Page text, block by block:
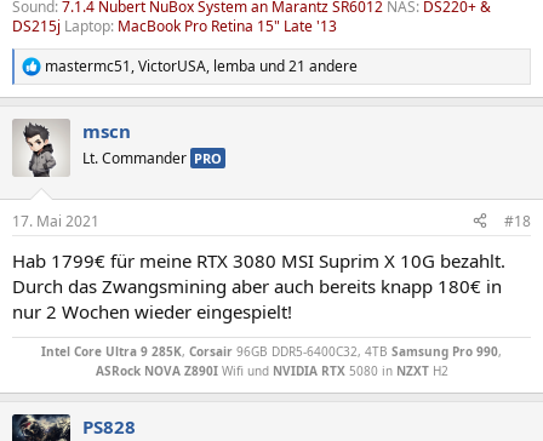
Sound:7.1.4 Nubert NuBox System an Marantz SR6012 NAS: DS220+ &
DS215j Laptop: MacBook Pro Retina 15" Late '13
R
e
k
e
:
mastermc51,VictorUSA, lemba und 21 andere
mscn
Lt. Commander PRO
17. Mai 2021 #18
Hab 1799€ für meine RTX 3080 MSI Suprim X 10G bezahlt.
Durch das Zwangsmining aber auch bereits knapp 180€ in
nur 2 Wochen wieder eingespielt!
Intel Core Ultra 9 285K, Corsair 96GB DDR5-6400C32, 4TB Samsung Pro 990,
ASRock NOVA Z890IWifi und NVIDIA RTX 5080 in NZXT H2
PS828